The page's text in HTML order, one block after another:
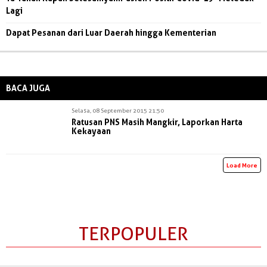
Lagi
Dapat Pesanan dari Luar Daerah hingga Kementerian
BACA JUGA
Selasa, 08 September 2015 21:50
Ratusan PNS Masih Mangkir, Laporkan Harta
Kekayaan
Load More
TERPOPULER